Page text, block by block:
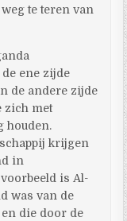
te teren van
ene zijde
de andere zijde
zich met
houden.
krijgen
in
is Al-
was van de
en die door de